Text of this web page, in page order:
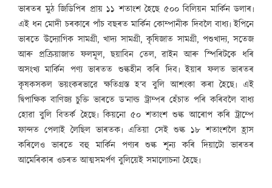
ভাৰতৰ মুঠ জিডিপিৰ প্ৰায় ১১ শতাংশ হৈছে ৫০০ বিলিয়ন মাৰ্কিন ডলাৰ৷
এই ধন মোদী চৰকাৰে পাঁচ বছৰত মাৰ্কিন কোম্পানীক দিবলৈ বাধ্য৷ ইপিনে
ভাৰতে উদ্যোগিক সামগ্ৰী, খাদ্য সামগ্ৰী, কৃষিজাত সামগ্ৰী, পশুখাদ্য, সতেজ
আৰু প্ৰক্ৰিয়াজাত ফলমূল, ছয়াবিন তেল, ৱাইন আৰু স্পিৰিটকে ধৰি
অসংখ্য মাৰ্কিন পণ্য ভাৰতত শুল্কহীন কৰি দিব৷ ইয়াৰ ফলত ভাৰতৰ
কৃষকসকল ভয়ংকৰভাৱে ক্ষতিগ্ৰস্ত হ’ব বুলি আশংকা কৰা হৈছে৷ এই
দ্বিপাক্ষিক বাণিজ্য চুক্তি ভাৰতে ড’নাল্ড ট্ৰাম্পৰ হেঁচাত পৰি কৰিবলৈ বাধ্য
হোৱা বুলি বিতৰ্ক হৈছে৷ কিয়নো ৫০ শতাংশ শুল্ক আৰোপ কৰি ট্ৰাম্পে
ফান্দত পেলাই লৈছিল ভাৰতক৷ এতিয়া সেই শুল্ক১৮ শতাংশলৈ হ্ৰাস
কৰিলেও ভাৰতে বহু মাৰ্কিন পণ্যৰ শুল্ক শূন্য কৰি দিয়াটো ভাৰতৰ
আমেৰিকাৰ ওচৰত আত্মসমৰ্পণ বুলিয়েই সমালোচনা হৈছে৷